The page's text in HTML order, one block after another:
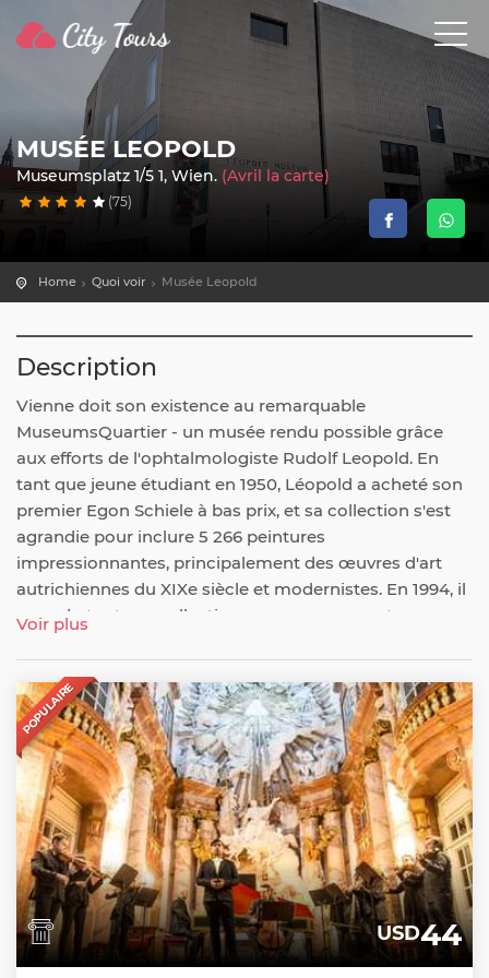
MUSÉE LEOPOLD
Museumsplatz 1/5 1, Wien. (Avril la carte)
(75)
Home Quoi voir Musée Leopold
Description
Vienne doit son existence au remarquable
MuseumsQuartier - un musée rendu possible grâce
aux efforts de l'ophtalmologiste Rudolf Leopold. En
tant que jeune étudiant en 1950, Léopold a acheté son
premier Egon Schiele à bas prix, et sa collection s'est
agrandie pour inclure 5 266 peintures
impressionnantes, principalement des œuvres d'art
autrichiennes du XIXe siècle et modernistes. En 1994, il
a vendu toute sa collection au gouvernement
un prix qui représentait environ un cinquième de la
valeur réelle de la collection. Au dernier étage du
MuseumsQuartier, les visiteurs peuvent également
profiter du Cafe Leopold, un bar branché.
Voir plus
POPULAIRE
USD44